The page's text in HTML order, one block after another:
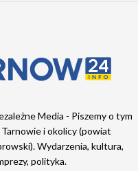
Media - Piszemy o tym
i okolicy (powiat
Wydarzenia, kultura,
polityka.